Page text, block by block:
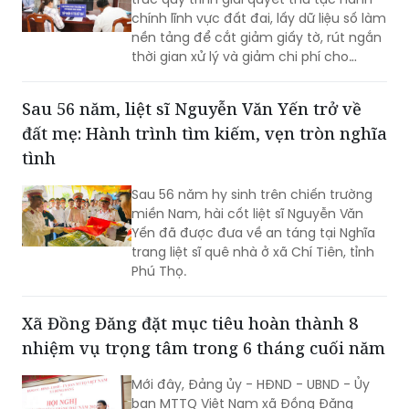
chính lĩnh vực đất đai, lấy dữ liệu số làm
nền tảng để cắt giảm giấy tờ, rút ngắn
thời gian xử lý và giảm chi phí cho
Sau 56 năm, liệt sĩ Nguyễn Văn Yến trở về
đất mẹ: Hành trình tìm kiếm, vẹn tròn nghĩa
tình
Sau 56 năm hy sinh trên chiến trường
miền Nam, hài cốt liệt sĩ Nguyễn Văn
Yến đã được đưa về an táng tại Nghĩa
trang liệt sĩ quê nhà ở xã Chí Tiên, tỉnh
Phú Thọ.
Xã Đồng Đăng đặt mục tiêu hoàn thành 8
nhiệm vụ trọng tâm trong 6 tháng cuối năm
Mới đây, Đảng ủy - HĐND - UBND - Ủy
ban MTTQ Việt Nam xã Đồng Đăng